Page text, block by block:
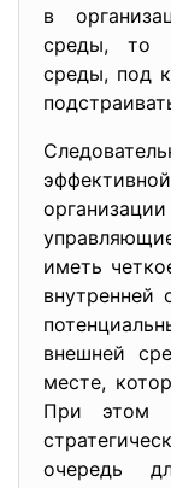
в
среды, то
среды, под
иметь
внутренней
внешней
месте,
При этом
очередь